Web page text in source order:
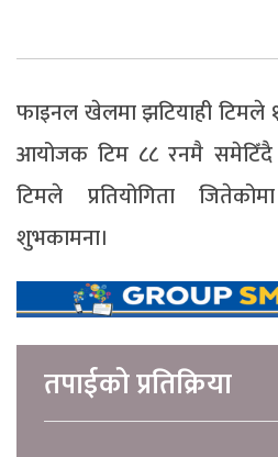
फाइनल खेलमा झटियाही टिमले
आयोजक टिम ८८ रनमै समेटिँदै
टिमले प्रतियोगिता
शुभकामना।
तपाईको प्रतिक्रिया